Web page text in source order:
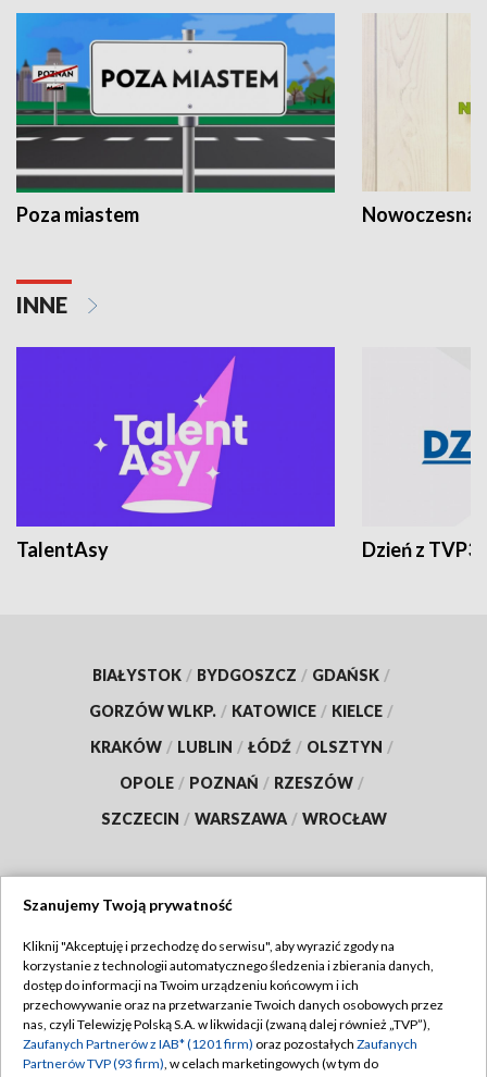
Poza miastem Nowoczesna
INNE
TalentAsy Dzień z TVP3
BIAŁYSTOK / BYDGOSZCZ / GDAŃSK /
GORZÓW WLKP. / KATOWICE / KIELCE /
KRAKÓW / LUBLIN / ŁÓDŹ / OLSZTYN /
OPOLE / POZNAŃ / RZESZÓW /
SZCZECIN / WARSZAWA / WROCŁAW
TVP
Abonament TVP
Emisja w TVP
Regulamin TVP
Polityka prywatności
Szanujemy Twoją prywatność
Kliknij "Akceptuję i przechodzę do serwisu", aby wyrazić zgody na
korzystanie z technologii automatycznego śledzenia i zbierania danych,
dostęp do informacji na Twoim urządzeniu końcowym i ich
przechowywanie oraz na przetwarzanie Twoich danych osobowych przez
nas, czyli Telewizję Polską S.A. w likwidacji (zwaną dalej również „TVP”),
Zaufanych Partnerów z IAB* (1201 firm) oraz pozostałych Zaufanych
Partnerów TVP (93 firm), w celach marketingowych (w tym do